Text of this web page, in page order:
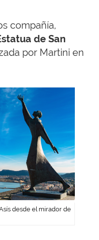
compañía,
de San
por Martini en
desde el mirador de